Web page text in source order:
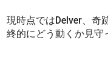
現時点ではDelver、奇
終的にどう動くか見守